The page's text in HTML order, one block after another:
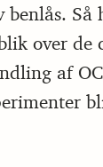
Så
over de
af